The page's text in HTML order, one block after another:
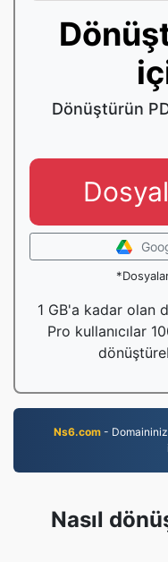
Dönüştürün
1 GB'a kadar olan
Pro kullanıcılar
Ns6.com- Domaininizi
Nasıl